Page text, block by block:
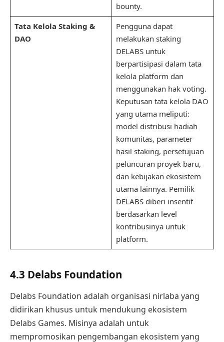
bounty.
Tata Kelola Staking &
DAO
Pengguna dapat
melakukan staking
DELABS untuk
berpartisipasi dalam tata
kelola platform dan
menggunakan hak voting.
Keputusan tata kelola DAO
yang utama meliputi:
model distribusi hadiah
komunitas, parameter
hasil staking, persetujuan
peluncuran proyek baru,
dan kebijakan ekosistem
utama lainnya. Pemilik
DELABS diberi insentif
berdasarkan level
kontribusinya untuk
platform.
4.3 Delabs Foundation
Delabs Foundation adalah organisasi nirlaba yang
didirikan khusus untuk mendukung ekosistem
Delabs Games. Misinya adalah untuk
mempromosikan pengembangan ekosistem yang